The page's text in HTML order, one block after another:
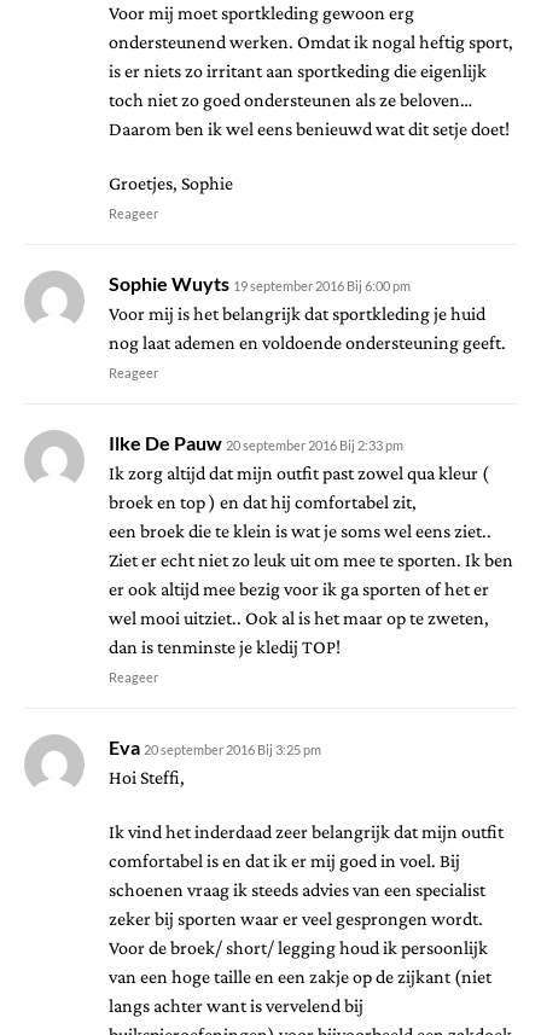
Voor mij moet sportkleding gewoon erg
ondersteunend werken. Omdat ik nogal heftig sport,
is er niets zo irritant aan sportkeding die eigenlijk
toch niet zo goed ondersteunen als ze beloven…
Daarom ben ik wel eens benieuwd wat dit setje doet!
Groetjes, Sophie
Reageer
Sophie Wuyts 19 september 2016 Bij 6:00 pm
Voor mij is het belangrijk dat sportkleding je huid
nog laat ademen en voldoende ondersteuning geeft.
Reageer
Ilke De Pauw 20 september 2016 Bij 2:33 pm
Ik zorg altijd dat mijn outfit past zowel qua kleur (
broek en top ) en dat hij comfortabel zit,
een broek die te klein is wat je soms wel eens ziet..
Ziet er echt niet zo leuk uit om mee te sporten. Ik ben
er ook altijd mee bezig voor ik ga sporten of het er
wel mooi uitziet.. Ook al is het maar op te zweten,
dan is tenminste je kledij TOP!
Reageer
Eva 20 september 2016 Bij 3:25 pm
Hoi Steffi,
Ik vind het inderdaad zeer belangrijk dat mijn outfit
comfortabel is en dat ik er mij goed in voel. Bij
schoenen vraag ik steeds advies van een specialist
zeker bij sporten waar er veel gesprongen wordt.
Voor de broek/ short/ legging houd ik persoonlijk
van een hoge taille en een zakje op de zijkant (niet
langs achter want is vervelend bij